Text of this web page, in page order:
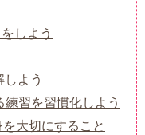
しよう
よう
習を習慣化しよう
大切にすること